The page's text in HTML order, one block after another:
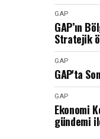
GAP
GAP’ın
Stratejik
GAP
GAP'ta
GAP
Ekonomi
gündemi